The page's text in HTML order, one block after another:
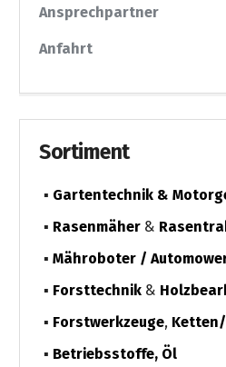
Ansprechpartner
Anfahrt
Sortiment
Gartentechnik &
Rasenmäher &
Mähroboter /
Forsttechnik &
Forstwerkzeuge,
Betriebsstoffe, Öl